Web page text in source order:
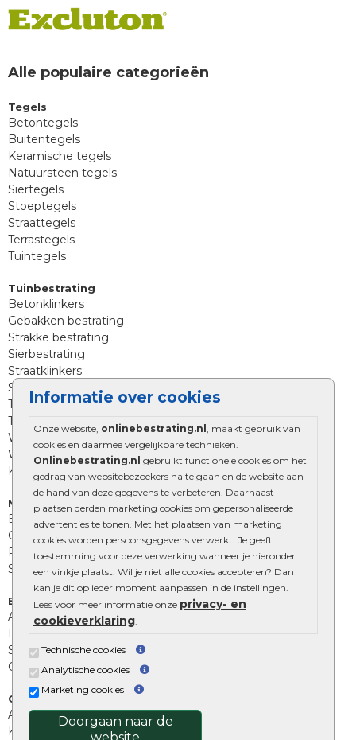
Informatie over cookies
Onze website, onlinebestrating.nl , maakt gebruik van
cookies en daarmee vergelijkbare technieken.
Onlinebestrating.nl gebruikt functionele cookies om het
gedrag van websitebezoekers na te gaan en de website aan
de hand van deze gegevens te verbeteren. Daarnaast
plaatsen derden marketing cookies om gepersonaliseerde
advertenties te tonen. Met het plaatsen van marketing
cookies worden persoonsgegevens verwerkt. Je geeft
toestemming voor deze verwerking wanneer je hieronder
een vinkje plaatst. Wil je niet alle cookies accepteren? Dan
kan je dit op ieder moment aanpassen in de instellingen.
Lees voor meer informatie onze privacy- en
cookieverklaring.
Technische cookies
Analytische cookies
Marketing cookies
Doorgaan naar de
Alle populaire categorieën
Tegels
Betontegels
Buitentegels
Keramische tegels
Natuursteen tegels
Siertegels
Stoeptegels
Straattegels
Terrastegels
Tuintegels
Tuinbestrating
Betonklinkers
Gebakken bestrating
Strakke bestrating
Sierbestrating
Straatklinkers
Straatstenen
Trommelstenen
Tuinstenen
Waalformaat
Wildverband bestrating
Kingstones
Muurelementen
Betonbielzen
Opsluitbanden
Palissades
Stapelblokken
Extra benodigdheden
Afwatering en diversen
Beplantings en betonelementen
Split, grind en zand
Oprit tegels
Overig
Aanbiedingen
Kunstgras